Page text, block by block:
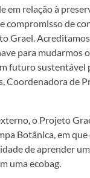
em relação à
compromisso de
Grael.
para mudarmos
futuro sustentável
Coordenadora de
o Projeto
Botânica, em
de aprender
uma ecobag.